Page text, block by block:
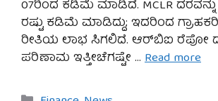
07ರಿಂದ ಕಡಿಮೆ ಮಾಡಿದೆ. MCLR ದರವನ್ನು
ರಷ್ಟು ಕಡಿಮೆ ಮಾಡಿದ್ದು; ಇದರಿಂದ
ರೀತಿಯ ಲಾಭ ಸಿಗಲಿದೆ. ಆರ್‌ಬಿಐ ರೆಪೋ
ಪರಿಣಾಮ ಇತ್ತೀಚೆಗಷ್ಟೇ … Read more